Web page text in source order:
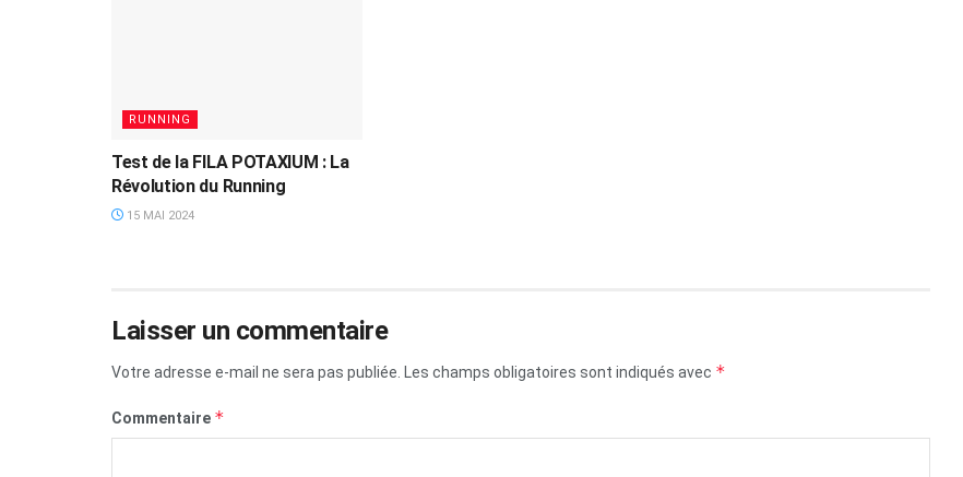
RUNNING
Test de la FILA POTAXIUM : La
Révolution du Running
15 MAI 2024
Laisser un commentaire
Votre adresse e-mail ne sera pas publiée. Les champs obligatoires sont indiqués avec *
Commentaire *